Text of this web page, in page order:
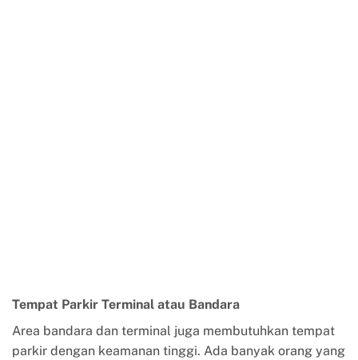
Tempat Parkir Terminal atau Bandara
Area bandara dan terminal juga membutuhkan tempat
parkir dengan keamanan tinggi. Ada banyak orang yang